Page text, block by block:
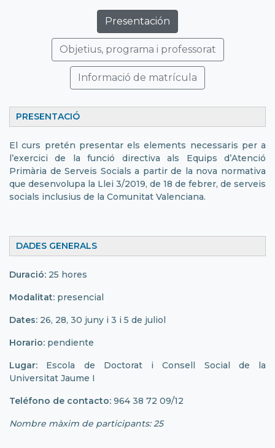
Presentación
Objetius, programa i professorat
Informació de matrícula
PRESENTACIÓ
El curs pretén presentar els elements necessaris per a
l’exercici de la funció directiva als Equips d’Atenció
Primària de Serveis Socials a partir de la nova normativa
que desenvolupa la Llei 3/2019, de 18 de febrer, de serveis
socials inclusius de la Comunitat Valenciana.
DADES GENERALS
Duració: 25 hores
Modalitat: presencial
Dates: 26, 28, 30 juny i 3 i 5 de juliol
Horario: pendiente
Lugar: Escola de Doctorat i Consell Social de la
Universitat Jaume I
Teléfono de contacto: 964 38 72 09/12
Nombre màxim de participants: 25